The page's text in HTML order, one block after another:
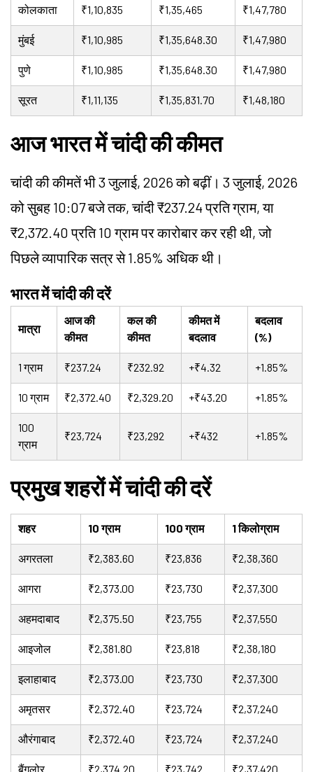
कोलकाता ₹1,10,835 ₹1,35,465 ₹1,47,780
मुंबई ₹1,10,985 ₹1,35,648.30 ₹1,47,980
पुणे ₹1,10,985 ₹1,35,648.30 ₹1,47,980
सूरत ₹1,11,135 ₹1,35,831.70 ₹1,48,180
आज भारत में चांदी की कीमत
चांदी की कीमतें भी 3 जुलाई, 2026 को बढ़ीं। 3 जुलाई, 2026
को सुबह 10:07 बजे तक, चांदी ₹237.24 प्रति ग्राम, या
₹2,372.40 प्रति 10 ग्राम पर कारोबार कर रही थी, जो
पिछले व्यापारिक सत्र से 1.85% अधिक थी।
भारत में चांदी की दरें
मात्रा
आज की
कीमत
कल की
कीमत
कीमत में
बदलाव
बदलाव
(%)
1 ग्राम ₹237.24 ₹232.92 +₹4.32 +1.85%
10 ग्राम ₹2,372.40 ₹2,329.20 +₹43.20 +1.85%
100
ग्राम
₹23,724 ₹23,292 +₹432 +1.85%
प्रमुख शहरों में चांदी की दरें
शहर 10 ग्राम 100 ग्राम 1 किलोग्राम
अगरतला ₹2,383.60 ₹23,836 ₹2,38,360
आगरा ₹2,373.00 ₹23,730 ₹2,37,300
अहमदाबाद ₹2,375.50 ₹23,755 ₹2,37,550
आइजोल ₹2,381.80 ₹23,818 ₹2,38,180
इलाहाबाद ₹2,373.00 ₹23,730 ₹2,37,300
अमृतसर ₹2,372.40 ₹23,724 ₹2,37,240
औरंगाबाद ₹2,372.40 ₹23,724 ₹2,37,240
बैंगलोर ₹2,374.20 ₹23,742 ₹2,37,420